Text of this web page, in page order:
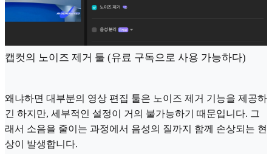
캡컷의 노이즈 제거 툴 (유료 구독으로 사용 가능하다)
왜냐하면 대부분의 영상 편집 툴은 노이즈 제거 기능을 제공하
긴 하지만, 세부적인 설정이 거의 불가능하기 때문입니다. 그
래서 소음을 줄이는 과정에서 음성의 질까지 함께 손상되는 현
상이 발생합니다.